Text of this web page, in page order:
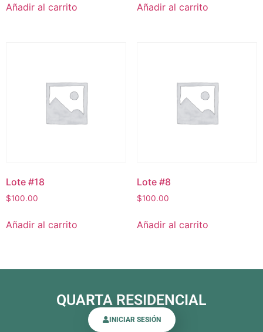
Añadir al carrito Añadir al carrito
Lote #18
$100.00
Añadir al carrito
Lote #8
$100.00
Añadir al carrito
QUARTA RESIDENCIAL
INICIAR SESIÓN